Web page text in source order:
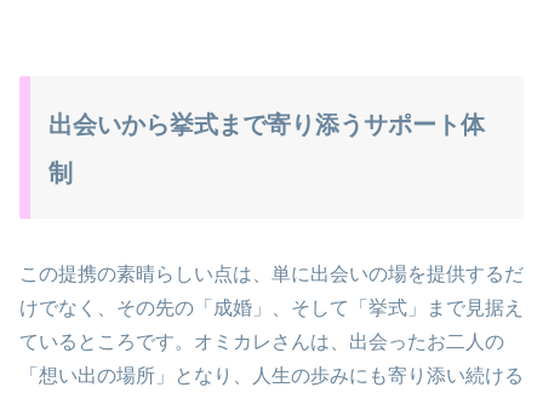
出会いから挙式まで寄り添うサポート体
制
この提携の素晴らしい点は、単に出会いの場を提供するだ
けでなく、その先の「成婚」、そして「挙式」まで見据え
ているところです。オミカレさんは、出会ったお二人の
「想い出の場所」となり、人生の歩みにも寄り添い続ける